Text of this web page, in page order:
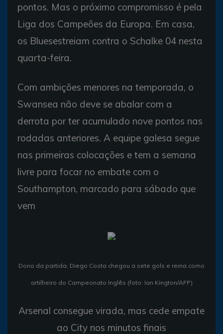
pontos. Mas o próximo compromisso é pela
Liga dos Campeões da Europa. Em casa,
os Bluesestreiam contra o Schalke 04 nesta
quarta-feira.
Com ambições menores na temporada, o
Swansea não deve se abalar com a
derrota por ter acumulado nove pontos nas
rodadas anteriores. A equipe galesa segue
nas primeiras colocações e tem a semana
livre para focar no embate com o
Southampton, marcado para sábado que
vem
Dono da partida, Diego Costa chegou a sete gols e reina como
artilheiro do Campeonato Inglês (foto: Ian Kington/AFP)
Arsenal consegue virada, mas cede empate
ao City nos minutos finais